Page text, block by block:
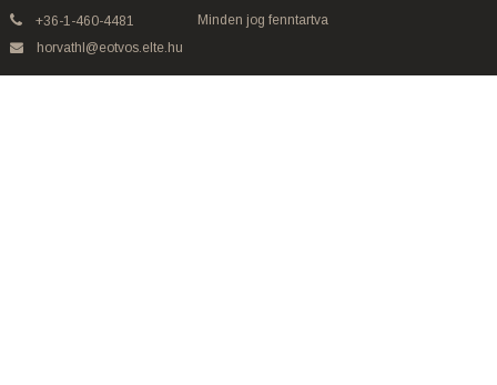
+36-1-460-4481
horvathl@eotvos.elte.hu
Minden jog fenntartva